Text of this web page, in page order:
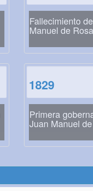
Fallecimiento
Manuel de
1829
Primera
Juan Manuel